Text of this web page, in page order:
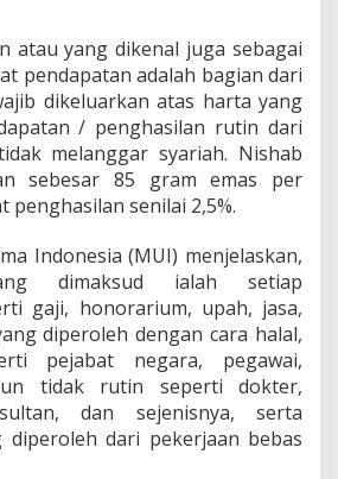
atau yang dikenal juga sebagai
pendapatan adalah bagian dari
dikeluarkan atas harta yang
/ penghasilan rutin dari
melanggar syariah. Nishab
sebesar 85 gram emas per
penghasilan senilai 2,5%.
Indonesia (MUI) menjelaskan,
dimaksud ialah setiap
gaji, honorarium, upah, jasa,
diperoleh dengan cara halal,
pejabat negara, pegawai,
tidak rutin seperti dokter,
dan sejenisnya, serta
diperoleh dari pekerjaan bebas